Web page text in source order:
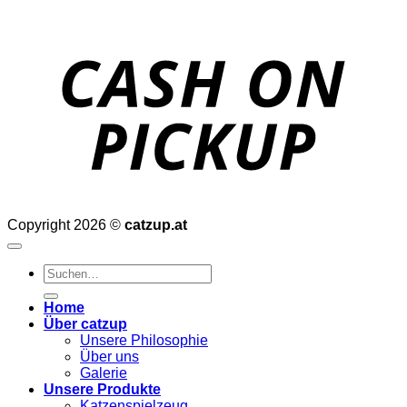
Copyright 2026 © catzup.at
Suchen
nach:
Home
Über catzup
Unsere Philosophie
Über uns
Galerie
Unsere Produkte